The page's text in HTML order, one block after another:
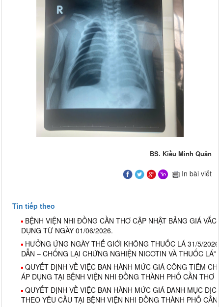
BS. Kiều Minh Quân
In bài viết
Tin tiếp theo
BỆNH VIỆN NHI ĐỒNG CẦN THƠ CẬP NHẬT BẢNG GIÁ VẮC
DỤNG TỪ NGÀY 01/06/2026.
HƯỞNG ỨNG NGÀY THẾ GIỚI KHÔNG THUỐC LÁ 31/5/
DẪN – CHỐNG LẠI CHỨNG NGHIỆN NICOTIN VÀ THUỐC LÁ”
QUYẾT ĐỊNH VỀ VIỆC BAN HÀNH MỨC GIÁ CÔNG TIÊM
ÁP DỤNG TẠI BỆNH VIỆN NHI ĐỒNG THÀNH PHỐ CẦN THƠ
QUYẾT ĐỊNH VỀ VIỆC BAN HÀNH MỨC GIÁ DANH MỤC
THEO YÊU CẦU TẠI BỆNH VIỆN NHI ĐỒNG THÀNH PHỐ